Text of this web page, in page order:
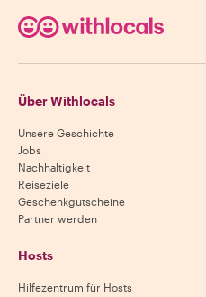
Über Withlocals
Unsere Geschichte
Jobs
Nachhaltigkeit
Reiseziele
Geschenkgutscheine
Partner werden
Hosts
Hilfezentrum für Hosts